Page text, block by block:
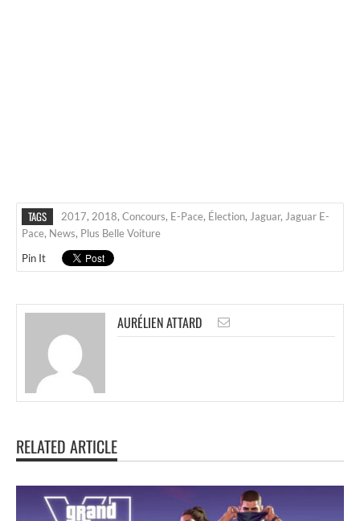
TAGS 2017, 2018, Concours, E-Pace, Élection, Jaguar, Jaguar E-
Pace, News, Plus Belle Voiture
Pin It
AURÉLIEN ATTARD
RELATED ARTICLE